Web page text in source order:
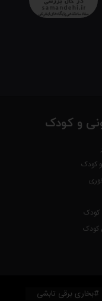
و کودک
کودک
کودک
کودک
#بخاری برقی تابشی